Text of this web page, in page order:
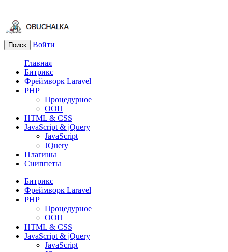
Поиск Войти
Главная
Битрикс
Фреймворк Laravel
PHP
Процедурное
ООП
HTML & CSS
JavaScript & jQuery
JavaScript
JQuery
Плагины
Сниппеты
Битрикс
Фреймворк Laravel
PHP
Процедурное
ООП
HTML & CSS
JavaScript & jQuery
JavaScript